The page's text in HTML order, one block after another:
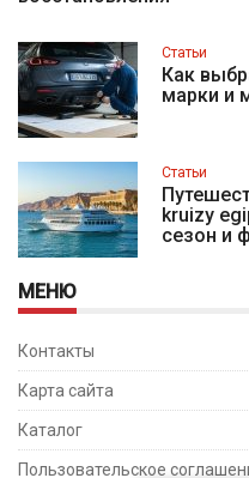
Статьи
Как
марки и
Статьи
kruizy
сезон и
МЕНЮ
Контакты
Карта сайта
Каталог
Пользовательское